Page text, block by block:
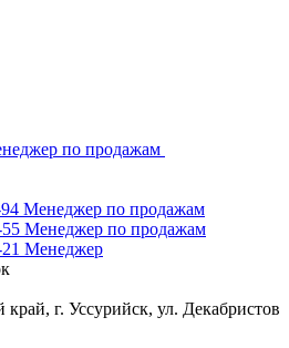
по продажам
Менеджер по продажам
Менеджер по продажам
Менеджер
г. Уссурийск, ул. Декабристов